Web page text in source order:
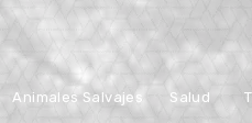
Animales Salvajes Salud